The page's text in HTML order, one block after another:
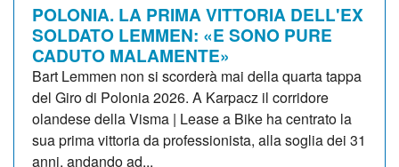
POLONIA. LA PRIMA VITTORIA DELL'EX
SOLDATO LEMMEN: «E SONO PURE
CADUTO MALAMENTE»
Bart Lemmen non si scorderà mai della quarta tappa
del Giro di Polonia 2026. A Karpacz il corridore
olandese della Visma | Lease a Bike ha centrato la
sua prima vittoria da professionista, alla soglia dei 31
anni, andando ad...